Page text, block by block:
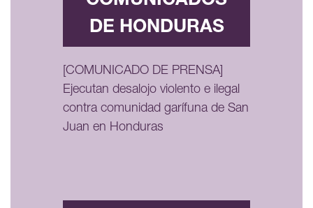
DE HONDURAS
[COMUNICADO DE PRENSA]
Ejecutan desalojo violento e ilegal
contra comunidad garífuna de San
Juan en Honduras